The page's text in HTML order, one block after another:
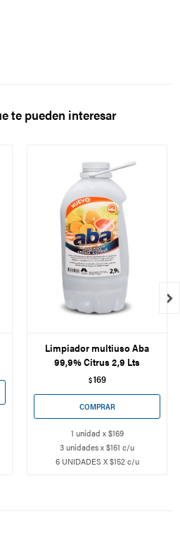
te pueden interesar
Limpiador multiuso Aba
99,9% Citrus 2,9 Lts
$169
1 unidad x $169
3 unidades x $161 c/u
6 UNIDADES X $152 c/u
